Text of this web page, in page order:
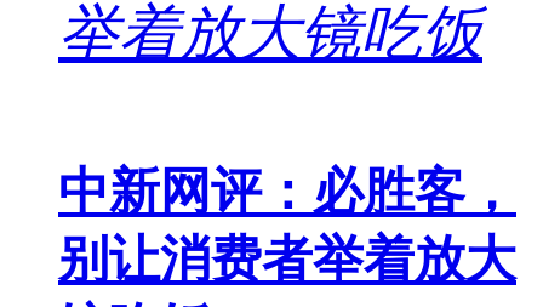
中新网评：必胜客，
别让消费者举着放大